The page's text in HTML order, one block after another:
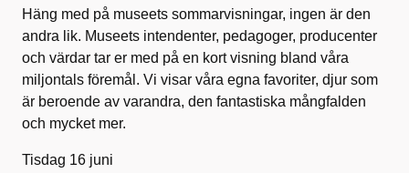
Häng med på museets sommarvisningar, ingen är den
andra lik. Museets intendenter, pedagoger, producenter
och värdar tar er med på en kort visning bland våra
miljontals föremål. Vi visar våra egna favoriter, djur som
är beroende av varandra, den fantastiska mångfalden
och mycket mer.
Tisdag 16 juni